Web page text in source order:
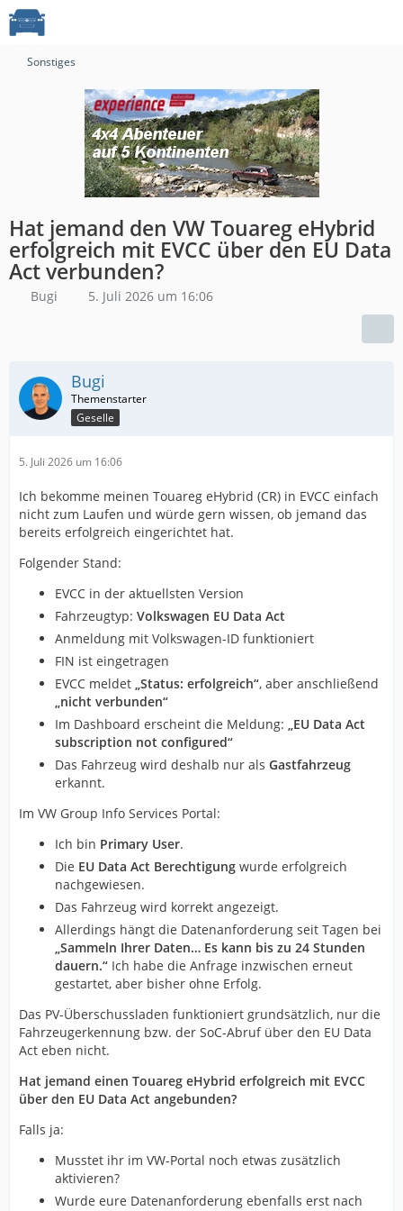
Sonstiges
Hat jemand den VW Touareg eHybrid
erfolgreich mit EVCC über den EU Data
Act verbunden?
Bugi 5. Juli 2026 um 16:06
Bugi
Geselle
5. Juli 2026 um 16:06
Ich bekomme meinen Touareg eHybrid (CR) in EVCC einfach
nicht zum Laufen und würde gern wissen, ob jemand das
bereits erfolgreich eingerichtet hat.
Folgender Stand:
EVCC in der aktuellsten Version
Fahrzeugtyp: Volkswagen EU Data Act
Anmeldung mit Volkswagen-ID funktioniert
FIN ist eingetragen
EVCC meldet „Status: erfolgreich“, aber anschließend
„nicht verbunden“
Im Dashboard erscheint die Meldung:
„EU Data Act
subscription not configured“
Das Fahrzeug wird deshalb nur als Gastfahrzeug
erkannt.
Im VW Group Info Services Portal:
Ich bin Primary User.
Die EU Data Act Berechtigung wurde erfolgreich
nachgewiesen.
Das Fahrzeug wird korrekt angezeigt.
Allerdings hängt die Datenanforderung seit Tagen bei
„Sammeln Ihrer Daten… Es kann bis zu 24 Stunden
dauern.“ Ich habe die Anfrage inzwischen erneut
gestartet, aber bisher ohne Erfolg.
Das PV-Überschussladen funktioniert grundsätzlich, nur die
Fahrzeugerkennung bzw. der SoC-Abruf über den EU Data
Act eben nicht.
Hat jemand einen Touareg eHybrid erfolgreich mit EVCC
über den EU Data Act angebunden?
Falls ja:
Musstet ihr im VW-Portal noch etwas zusätzlich
aktivieren?
Wurde eure Datenanforderung ebenfalls erst nach